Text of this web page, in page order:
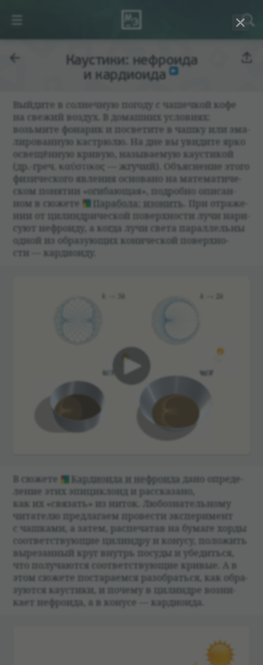
Каустики: нефроида
и кардиоида
Вый­дите в сол­неч­ную погоду с чашеч­кой кофе
на свежий воз­дух. В домаш­них усло­виях:
возьмите фона­рик и посве­тите в чашку или эма­
ли­ро­ван­ную кастрюлю. На дне вы уви­дите ярко
освещён­ную кри­вую, назы­ва­емую кау­сти­кой
(др.-греч. καύστικος — жгу­чий). Объяс­не­ние этого
физи­че­ского явле­ния осно­вано на матема­ти­че­
ском поня­тии «оги­бающая», подробно опи­сан­
ном в сюжете
Пара­бола: изо­нить . При отраже­
нии от цилин­дри­че­ской поверх­но­сти лучи нари­
суют неф­ро­иду, а когда лучи света парал­лельны
одной из обра­зующих кони­че­ской поверх­но­
сти — кар­дио­иду.
В сюжете Кар­дио­ида и неф­ро­ида дано опре­де­
ле­ние этих эпицик­лоид и рас­ска­зано,
как их «свя­зать» из ниток. Любо­зна­тель­ному
чита­телю пред­лагаем про­ве­сти экс­пе­римент
с чаш­ками, а затем, рас­пе­ча­тав на бумаге хорды
соот­вет­ствующие цилин­дру и конусу, положить
выре­зан­ный круг внутрь посуды и убе­диться,
что полу­чаются соот­вет­ствующие кри­вые. А в
этом сюжете поста­ра­емся разо­браться, как обра­
зуются кау­стики, и почему в цилин­дре воз­ни­
кает неф­ро­ида, а в конусе — кар­дио­ида.